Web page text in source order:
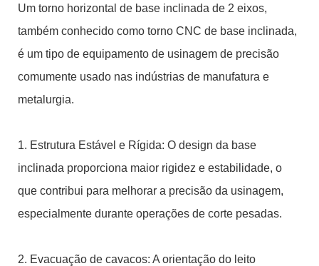
Um torno horizontal de base inclinada de 2 eixos,
também conhecido como torno CNC de base inclinada,
é um tipo de equipamento de usinagem de precisão
comumente usado nas indústrias de manufatura e
metalurgia.
1. Estrutura Estável e Rígida: O design da base
inclinada proporciona maior rigidez e estabilidade, o
que contribui para melhorar a precisão da usinagem,
especialmente durante operações de corte pesadas.
2. Evacuação de cavacos: A orientação do leito